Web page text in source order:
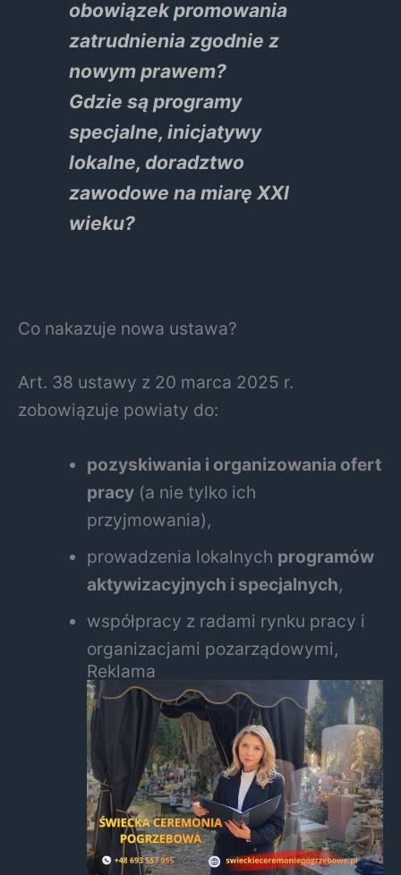
obowiązek promowania
zatrudnienia zgodnie z
nowym prawem?
Gdzie są programy
specjalne, inicjatywy
lokalne, doradztwo
zawodowe na miarę XXI
wieku?
Co nakazuje nowa ustawa?
Art. 38 ustawy z 20 marca 2025 r.
zobowiązuje powiaty do:
pozyskiwania i organizowania ofert
pracy (a nie tylko ich
przyjmowania),
prowadzenia lokalnych programów
aktywizacyjnych i specjalnych,
współpracy z radami rynku pracy i
organizacjami pozarządowymi,
Reklama